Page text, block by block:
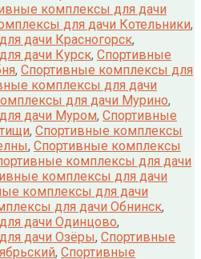
комплексы для дачи
для дачи Котельники,
дачи Красногорск,
дачи Курск, Спортивные
, Спортивные комплексы для
комплексы для дачи
для дачи Мурино,
дачи Муром, Спортивные
, Спортивные комплексы
, Спортивные комплексы
комплексы для дачи
комплексы для дачи
комплексы для дачи
для дачи Обнинск,
дачи Одинцово,
дачи Озёры, Спортивные
, Спортивные